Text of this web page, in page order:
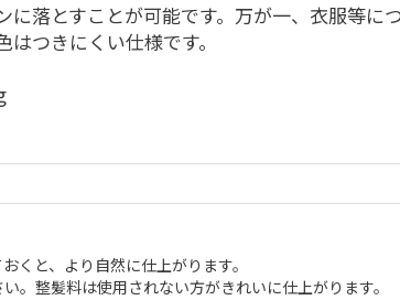
に落とすことが可能です。万が一、衣服等に
はつきにくい仕様です。
くと、より自然に仕上がります。
。整髪料は使用されない方がきれいに仕上がります。